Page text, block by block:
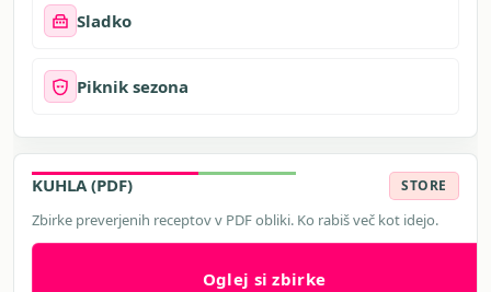
Sladko
Piknik sezona
KUHLA (PDF) STORE
Zbirke preverjenih receptov v PDF obliki. Ko rabiš več kot idejo.
Oglej si zbirke